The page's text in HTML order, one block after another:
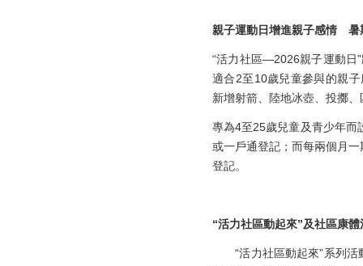
親子運動日增進親子感情 暑
“活力社區—2026親子運動日
適合2至10歲兒童參與的親
新增射箭、陸地冰壺、投擲
專為4至25歲兒童及青少年而
或一戶通登記；而每兩個月
登記。
“活力社區動起來”及社區康體
“活力社區動起來”系列活